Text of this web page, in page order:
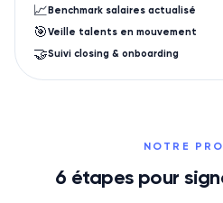
📈Benchmark salaires actualisé
🎯Veille talents en mouvement
🤝Suivi closing & onboarding
NOTRE
6 étapes pour